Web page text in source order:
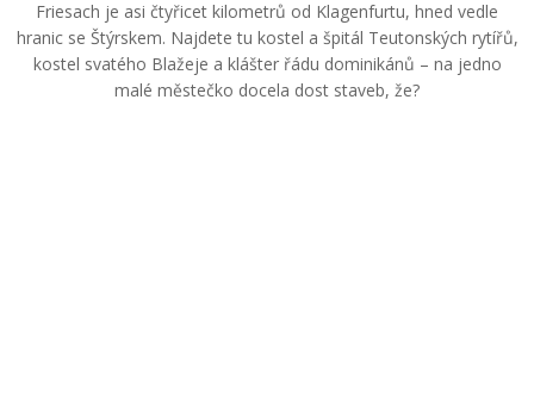
Friesach je asi čtyřicet kilometrů od Klagenfurtu, hned vedle
hranic se Štýrskem. Najdete tu kostel a špitál Teutonských rytířů,
kostel svatého Blažeje a klášter řádu dominikánů – na jedno
malé městečko docela dost staveb, že?